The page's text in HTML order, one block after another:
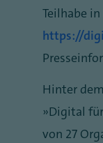
Teilhabe
https://
Hinter
„Digital
von 27